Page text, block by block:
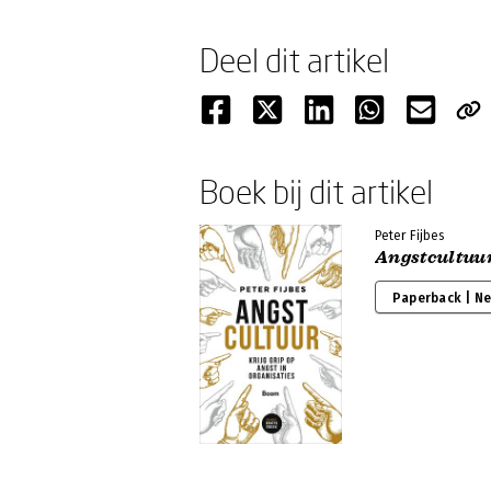
Deel dit artikel
Boek bij dit artikel
Peter Fijbes
Paperback |